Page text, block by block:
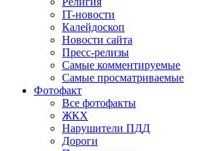
IT-новости
Калейдоскоп
Новости сайта
Пресс-релизы
Самые комментируемые
Самые просматриваемые
Фотофакт
Все фотофакты
ЖКХ
Нарушители ПДД
Дороги